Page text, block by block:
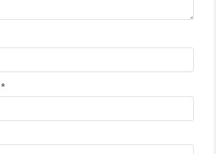
*